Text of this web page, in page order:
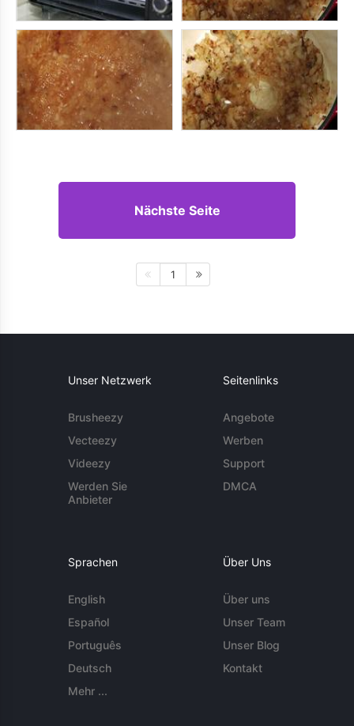
Nächste Seite
1
Unser Netzwerk
Brusheezy
Vecteezy
Videezy
Werden Sie
Anbieter
Seitenlinks
Angebote
Werben
Support
DMCA
Sprachen
English
Español
Português
Deutsch
Mehr ...
Über Uns
Über uns
Unser Team
Unser Blog
Kontakt